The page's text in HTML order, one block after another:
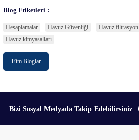
Blog Etiketleri :
Hesaplamalar Havuz Güvenliği Havuz filtrasyon
Havuz kimyasalları
Tüm Bloglar
Bizi Sosyal Medyada Takip Edebilirsiniz